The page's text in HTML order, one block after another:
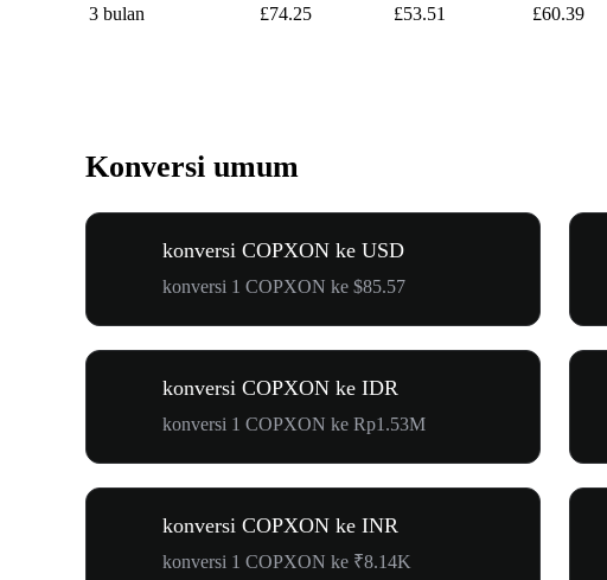
3 bulan
£74.25 £53.51 £60.39
Konversi umum
konversi COPXON ke USD
konversi 1 COPXON ke $85.57
konversi COPXON ke IDR
konversi 1 COPXON ke Rp1.53M
konversi COPXON ke INR
konversi 1 COPXON ke ₹8.14K